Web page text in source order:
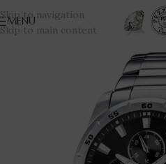
Skip to navigation
Skip to main content
MENU